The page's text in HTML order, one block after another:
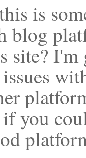
is
blog
site?
you